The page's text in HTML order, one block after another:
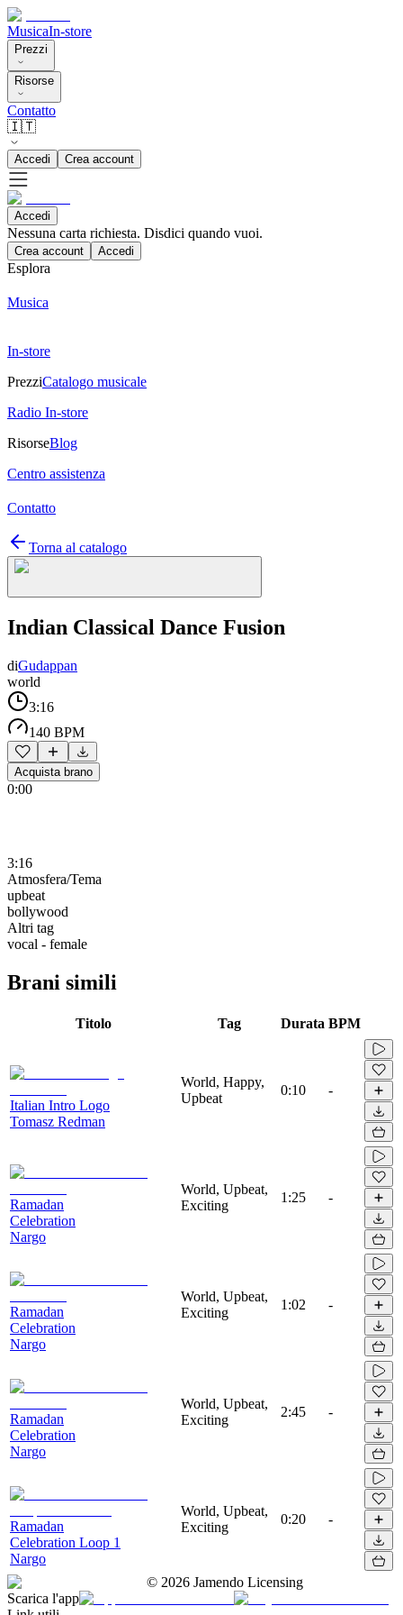
MusicaIn-store
Prezzi
Risorse
Contatto
🇮🇹
Accedi Crea account
Accedi
Nessuna carta richiesta. Disdici quando vuoi.
Crea account Accedi
Esplora
Musica
In-store
PrezziCatalogo musicale
Radio In-store
RisorseBlog
Centro assistenza
Contatto
Torna al catalogo
Indian Classical Dance Fusion
diGudappan
world
3:16
140 BPM
Acquista brano
0:00
3:16
Atmosfera/Tema
upbeat
bollywood
Altri tag
vocal - female
Brani simili
Titolo Tag Durata BPM
Italian Intro Logo
Tomasz Redman
World, Happy,
Upbeat
0:10 -
Ramadan
Celebration
Nargo
World, Upbeat,
Exciting
1:25 -
Ramadan
Celebration
Nargo
World, Upbeat,
Exciting
1:02 -
Ramadan
Celebration
Nargo
World, Upbeat,
Exciting
2:45 -
Ramadan
Celebration Loop 1
Nargo
World, Upbeat,
Exciting
0:20 -
© 2026 Jamendo Licensing
Scarica l'app